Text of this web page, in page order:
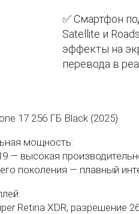
✅ Смартфон
Satellite и
эффекты на
перевода в
17 256 ГБ Black (2025)
мощность:
— высокая
поколения — плавный
Retina XDR, разрешение